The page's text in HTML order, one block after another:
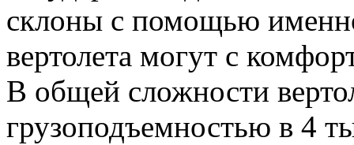
склоны с помощью
вертолета могут с
В общей сложности
грузоподъемностью в 4